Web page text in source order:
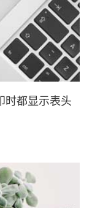
时都显示表头